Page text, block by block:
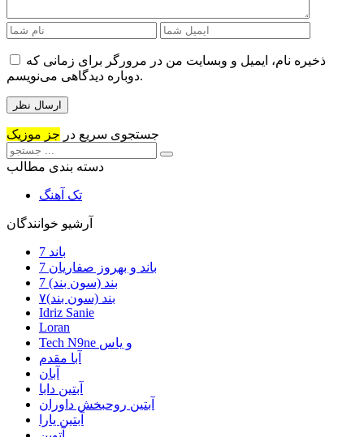
ذخیره نام، ایمیل و وبسایت من در مرورگر برای زمانی که
دوباره دیدگاهی می‌نویسم.
جستجوی سریع در جز موزیک
دسته بندی مطالب
تک آهنگ
آرشیو خوانندگان
7 باند
7 باند و بهروز صفاریان
7 بند (سون بند)
۷بند (سون بند)
Idriz Sanie
Loran
Tech N9ne و یاس
آبا مقدم
آبان
آبتین دابا
آبتین روحبخش داوران
آبتین یارا